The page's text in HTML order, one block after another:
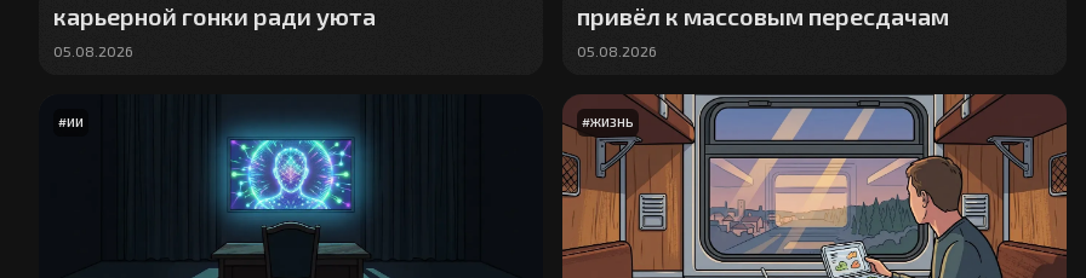
карьерной гонки ради уюта
05.08.2026
привёл к массовым пересдачам
05.08.2026
#ИИ #ЖИЗНЬ